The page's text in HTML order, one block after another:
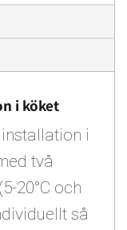
i köket
i
två
20°C och
så